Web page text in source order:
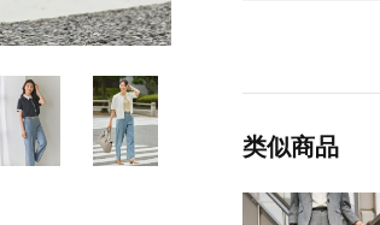
类似商品